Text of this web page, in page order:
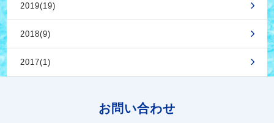
2019(19)
2018(9)
2017(1)
お問い合わせ